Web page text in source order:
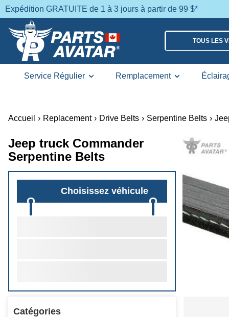
Expédition GRATUITE de 1 à 3 jours à partir de 99 $*
TOUS LES
Service Régulier Remplacement
Accueil › Replacement › Drive Belts › Serpentine Belts ›
Jeep truck Commander
Serpentine Belts
Choisissez véhicule
Catégories